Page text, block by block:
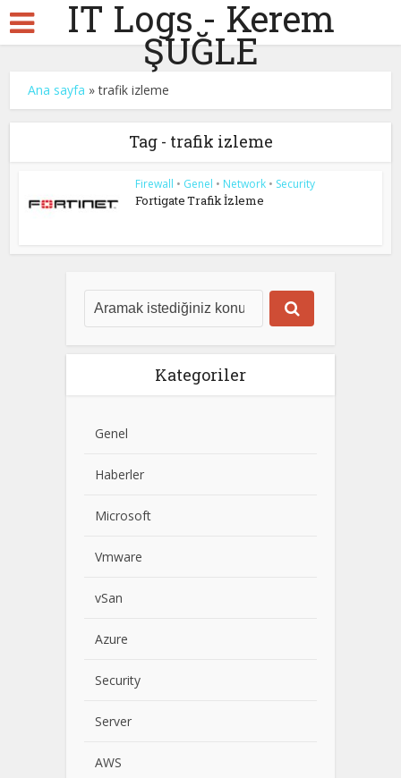
IT Logs - Kerem
ŞUĞLE
Ana sayfa »trafik izleme
Tag - trafik izleme
Firewall • Genel • Network • Security
Fortigate Trafik İzleme
Kategoriler
Genel
Haberler
Microsoft
Vmware
vSan
Azure
Security
Server
AWS